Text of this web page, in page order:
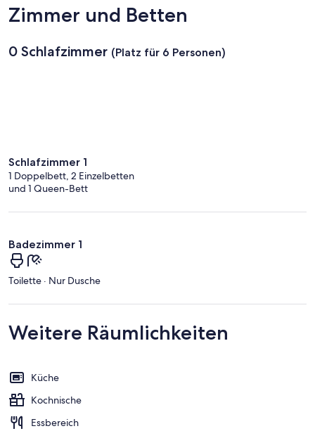
Zimmer und Betten
0 Schlafzimmer (Platz für 6 Personen)
Schlafzimmer 1
1 Doppelbett, 2 Einzelbetten
und 1 Queen-Bett
Badezimmer 1
Toilette · Nur Dusche
Weitere Räumlichkeiten
Küche
Kochnische
Essbereich